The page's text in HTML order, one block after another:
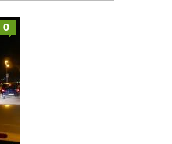
0